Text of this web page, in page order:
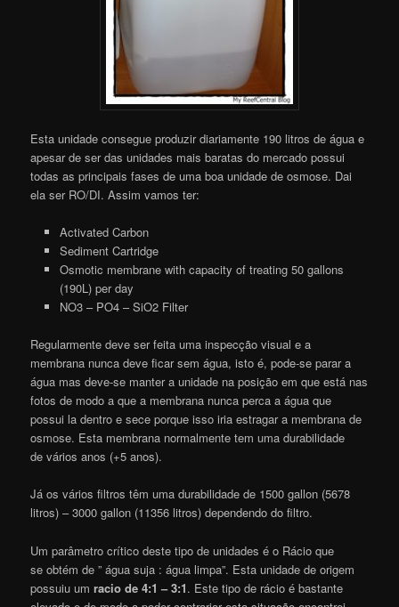
Esta unidade consegue produzir diariamente 190 litros de água e
apesar de ser das unidades mais baratas do mercado possui
todas as principais fases de uma boa unidade de osmose. Dai
ela ser RO/DI. Assim vamos ter:
Activated Carbon
Sediment Cartridge
Osmotic membrane with capacity of treating 50 gallons
(190L) per day
NO3 – PO4 – SiO2 Filter
Regularmente deve ser feita uma inspecção visual e a
membrana nunca deve ficar sem água, isto é, pode-se parar a
água mas deve-se manter a unidade na posição em que está nas
fotos de modo a que a membrana nunca perca a água que
possui la dentro e sece porque isso iria estragar a membrana de
osmose. Esta membrana normalmente tem uma durabilidade
de vários anos (+5 anos).
Já os vários filtros têm uma durabilidade de 1500 gallon (5678
litros) – 3000 gallon (11356 litros) dependendo do filtro.
Um parâmetro crítico deste tipo de unidades é o Rácio que
se obtém de ” água suja : água limpa”. Esta unidade de origem
possuiu umracio de 4:1 – 3:1. Este tipo de rácio é bastante